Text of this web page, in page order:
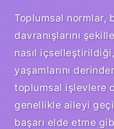
Toplumsal normlar,
davranışlarını
nasıl
yaşamlarını
toplumsal işlevlere
genellikle aileyi
başarı elde etme